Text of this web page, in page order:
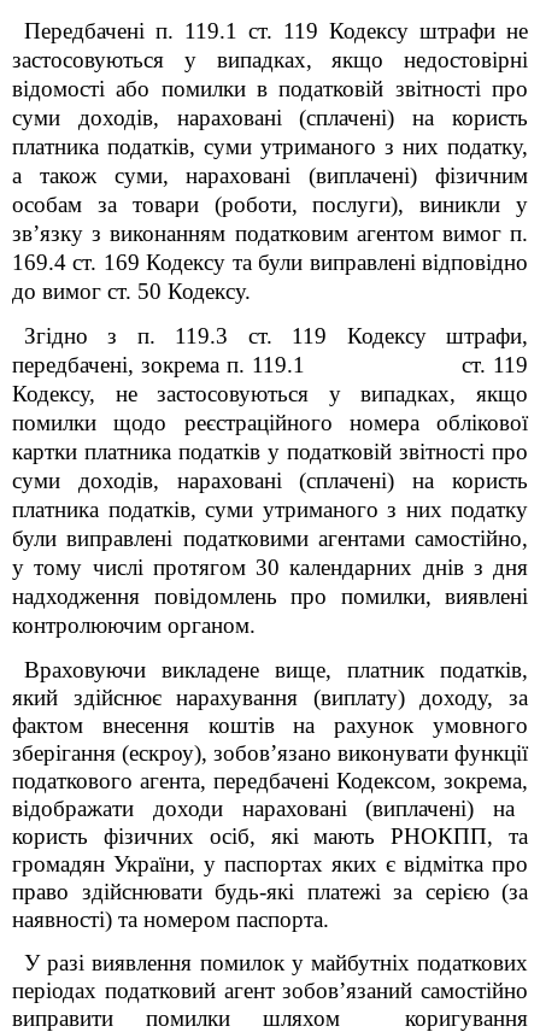
Передбачені п. 119.1 ст. 119 Кодексу штрафи не
застосовуються у випадках, якщо недостовірні
відомості або помилки в податковій звітності про
суми доходів, нараховані (сплачені) на користь
платника податків, суми утриманого з них податку,
а також суми, нараховані (виплачені) фізичним
особам за товари (роботи, послуги), виникли у
зв’язку з виконанням податковим агентом вимог п.
169.4 ст. 169 Кодексу та були виправлені відповідно
до вимог ст. 50 Кодексу.
Згідно з п. 119.3 ст. 119 Кодексу штрафи,
передбачені, зокрема п. 119.1 ст. 119
Кодексу, не застосовуються у випадках, якщо
помилки щодо реєстраційного номера облікової
картки платника податків у податковій звітності про
суми доходів, нараховані (сплачені) на користь
платника податків, суми утриманого з них податку
були виправлені податковими агентами самостійно,
у тому числі протягом 30 календарних днів з дня
надходження повідомлень про помилки, виявлені
контролюючим органом.
Враховуючи викладене вище, платник податків,
який здійснює нарахування (виплату) доходу, за
фактом внесення коштів на рахунок умовного
зберігання (ескроу), зобов’язано виконувати функції
податкового агента, передбачені Кодексом, зокрема,
відображати доходи нараховані (виплачені) на
користь фізичних осіб, які мають РНОКПП, та
громадян України, у паспортах яких є відмітка про
право здійснювати будь-які платежі за серією (за
наявності) та номером паспорта.
У разі виявлення помилок у майбутніх податкових
періодах податковий агент зобов’язаний самостійно
виправити помилки шляхом коригування